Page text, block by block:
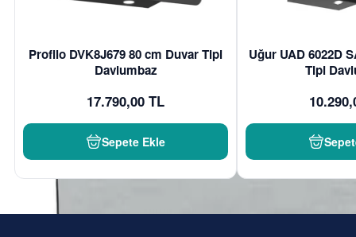
Profilo DVK8J679 80 cm Duvar Tipi
Davlumbaz
17.790,00 TL
Sepete Ekle
Uğur UAD 6022D
Tipi